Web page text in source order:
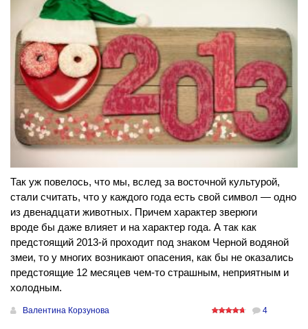
Так уж повелось, что мы, вслед за восточной культурой,
стали считать, что у каждого года есть свой символ — одно
из двенадцати животных. Причем характер зверюги
вроде бы даже влияет и на характер года. А так как
предстоящий 2013-й проходит под знаком Черной водяной
змеи, то у многих возникают опасения, как бы не оказались
предстоящие 12 месяцев чем-то страшным, неприятным и
холодным.
Валентина Корзунова 4